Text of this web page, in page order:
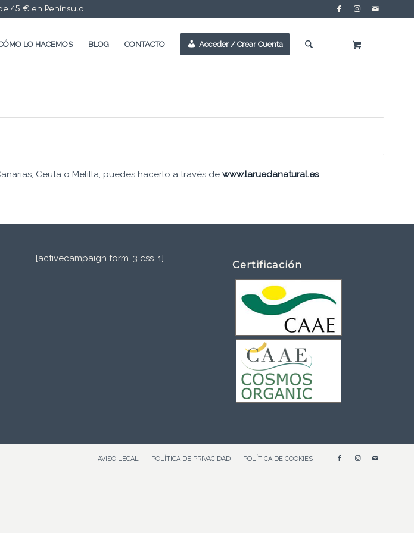
45 € en Península
LO HACEMOS BLOG CONTACTO Acceder / Crear Cuenta
Ceuta o Melilla, puedes hacerlo a través de www.laruedanatural.es.
[activecampaign form=3 css=1]
Certificación
AVISO LEGAL POLÍTICA DE PRIVACIDAD POLÍTICA DE COOKIES